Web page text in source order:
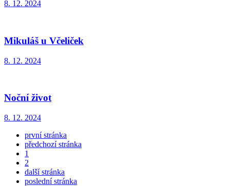
8. 12. 2024
Mikuláš u Včeliček
8. 12. 2024
Noční život
8. 12. 2024
první stránka
předchozí stránka
1
2
další stránka
poslední stránka